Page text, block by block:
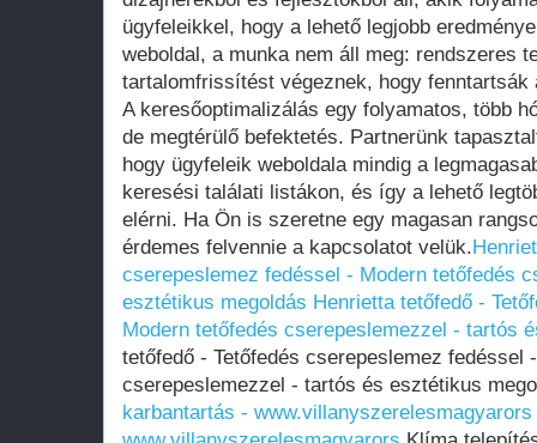
ügyfeleikkel, hogy a lehető legjobb
weboldal, a munka nem áll meg: rendszeres
tartalomfrissítést végeznek, hogy fenntartsák
A keresőoptimalizálás egy folyamatos, több
de megtérülő befektetés. Partnerünk
hogy ügyfeleik weboldala mindig a
keresési találati listákon, és így a lehető
elérni. Ha Ön is szeretne egy magasan
érdemes felvennie a kapcsolatot velük.
cserepeslemez fedéssel - Modern tetőfedés
esztétikus megoldás Henrietta tetőfedő -
Modern tetőfedés cserepeslemezzel - tartós
tetőfedő - Tetőfedés cserepeslemez fedéssel
cserepeslemezzel - tartós és esztétikus
karbantartás - www.villanyszerelesmagyarors